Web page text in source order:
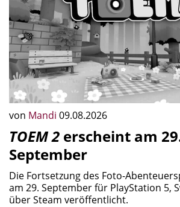
von Mandi 09.08.2026
TOEM 2 erscheint am
September
Die Fortsetzung des Foto-
am 29. September für PlayStation 5,
über Steam veröffentlicht.